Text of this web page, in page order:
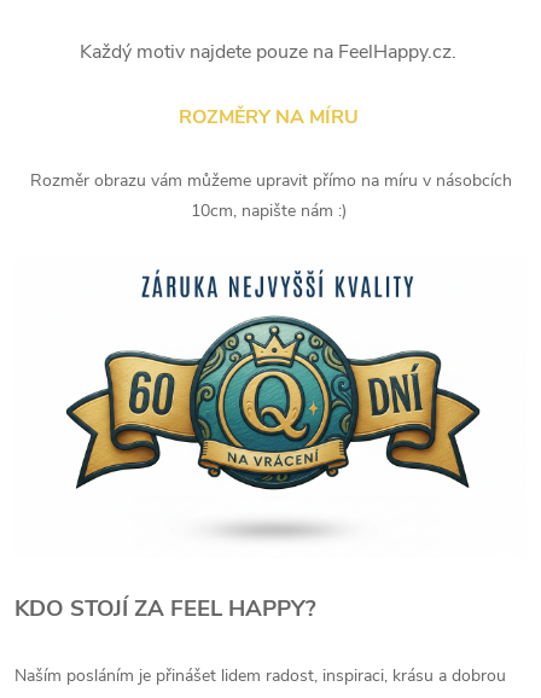
Každý motiv najdete pouze na FeelHappy.cz.
ROZMĚRY NA MÍRU
Rozměr obrazu vám můžeme upravit přímo na míru v násobcích
10cm, napište nám :)
KDO STOJÍ ZA FEEL HAPPY?
Naším posláním je přinášet lidem radost, inspiraci, krásu a dobrou